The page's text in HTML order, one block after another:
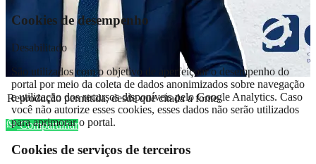
Reprodução permitida, desde que citada a fonte.
Compartilhar
Cookies de desempenho
Desabilitado
São utilizados com o objetivo de aperfeiçoar o desempenho do
portal por meio da coleta de dados anonimizados sobre navegação
e utilização dos recursos disponíveis pelo Google Analytics. Caso
você não autorize esses cookies, esses dados não serão utilizados
para aprimorar o portal.
Cookies de serviços de terceiros